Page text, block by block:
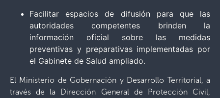
Facilitar espacios de difusión para que las
autoridades competentes brinden la
información oficial sobre las medidas
preventivas y preparativas implementadas por
el Gabinete de Salud ampliado.
El Ministerio de Gobernación y Desarrollo Territorial, a
través de la Dirección General de Protección Civil,